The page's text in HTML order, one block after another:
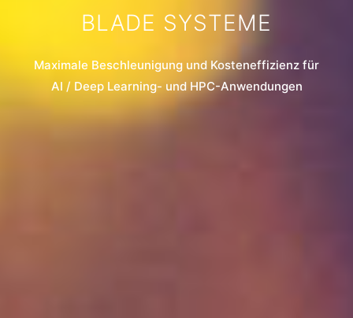
BLADE SYSTEME
Maximale Beschleunigung und Kosteneffizienz für
AI / Deep Learning- und HPC-Anwendungen